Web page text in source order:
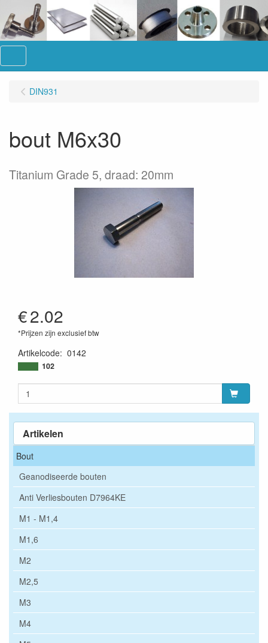
Artikelen
Bout
Geanodiseerde bouten
Anti Verliesbouten D7964KE
M1 - M1,4
M1,6
M2
M2,5
M3
M4
DIN931
bout M6x30
Titanium Grade 5, draad: 20mm
€2.02
*Prijzen zijn exclusief btw
Artikelcode: 0142
102